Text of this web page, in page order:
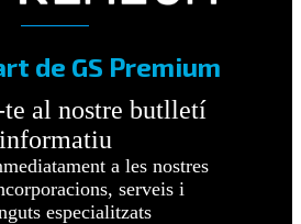
de GS Premium
te al nostre butlletí
informatiu
a les nostres
serveis i
especialitzats